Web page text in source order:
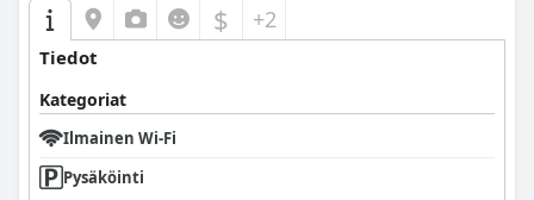
$ +2
Tiedot
Kategoriat
Ilmainen Wi-Fi
Pysäköinti